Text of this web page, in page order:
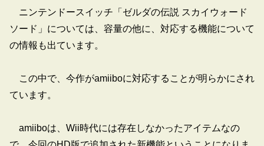
ニンテンドースイッチ「ゼルダの伝説 スカイウォード
ソード」については、容量の他に、対応する機能について
の情報も出ています。
この中で、今作がamiiboに対応することが明らかにされ
ています。
amiiboは、Wii時代には存在しなかったアイテムなの